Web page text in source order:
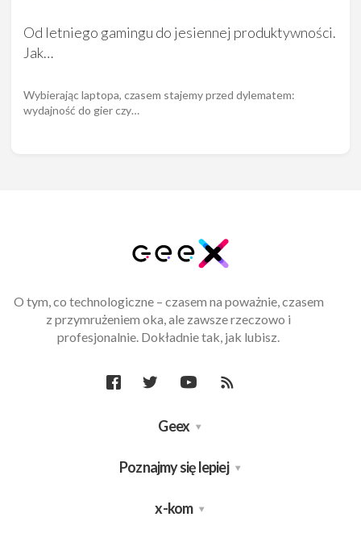
Od letniego gamingu do jesiennej produktywności.
Jak…
Wybierając laptopa, czasem stajemy przed dylematem:
wydajność do gier czy…
O tym, co technologiczne – czasem na poważnie, czasem
z przymrużeniem oka, ale zawsze rzeczowo i
profesjonalnie. Dokładnie tak, jak lubisz.
Geex
Poznajmy się lepiej
x-kom